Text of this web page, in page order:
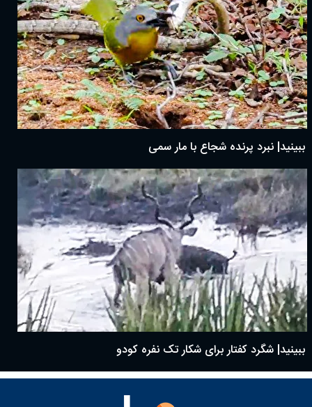
ببینید| نبرد پرنده شجاع با مار سمی
ببینید| شگرد کفتار برای شکار تک نفره کودو